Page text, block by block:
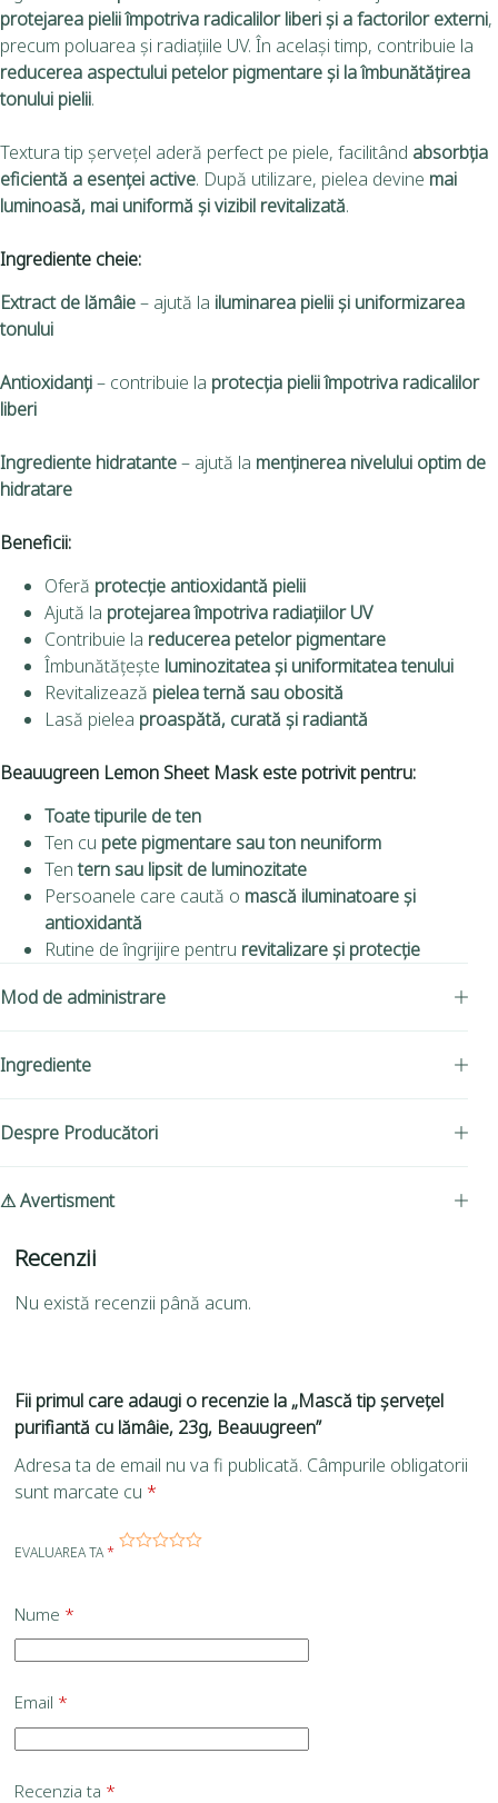
protejarea pielii împotriva radicalilor liberi și a factorilor externi,
precum poluarea și radiațiile UV. În același timp, contribuie la
reducerea aspectului petelor pigmentare și la îmbunătățirea
tonului pielii.
Textura tip șervețel aderă perfect pe piele, facilitând absorbția
eficientă a esenței active. După utilizare, pielea devine mai
luminoasă, mai uniformă și vizibil revitalizată.
Ingrediente cheie:
Extract de lămâie– ajută la iluminarea pielii și uniformizarea
tonului
Antioxidanți– contribuie la protecția pielii împotriva radicalilor
liberi
Ingrediente hidratante– ajută la menținerea nivelului optim de
hidratare
Beneficii:
Oferă protecție antioxidantă pielii
Ajută la protejarea împotriva radiațiilor UV
Contribuie la reducerea petelor pigmentare
Îmbunătățește luminozitatea și uniformitatea tenului
Revitalizează pielea ternă sau obosită
Lasă pielea proaspătă, curată și radiantă
Beauugreen Lemon Sheet Mask este potrivit pentru:
Toate tipurile de ten
Ten cu pete pigmentare sau ton neuniform
Tentern sau lipsit de luminozitate
Persoanele care caută o mască iluminatoare și
antioxidantă
Rutine de îngrijire pentru revitalizare și protecție
Mod de administrare
Ingrediente
Despre Producători
⚠ Avertisment
Recenzii
Nu există recenzii până acum.
Fii primul care adaugi o recenzie la „Mască tip șervețel
purifiantă cu lămâie, 23g, Beauugreen”
Adresa ta de email nu va fi publicată. Câmpurile obligatorii
sunt marcate cu *
EVALUAREA TA*
Nume *
Email *
Recenzia ta *